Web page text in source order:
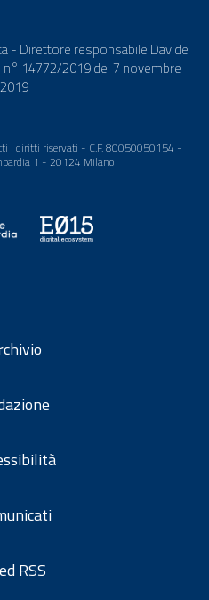
- Direttore responsabile Davide
n° 14772/2019 del 7 novembre
2019
i diritti riservati - C.F. 80050050154 -
1 - 20124 Milano
RSS